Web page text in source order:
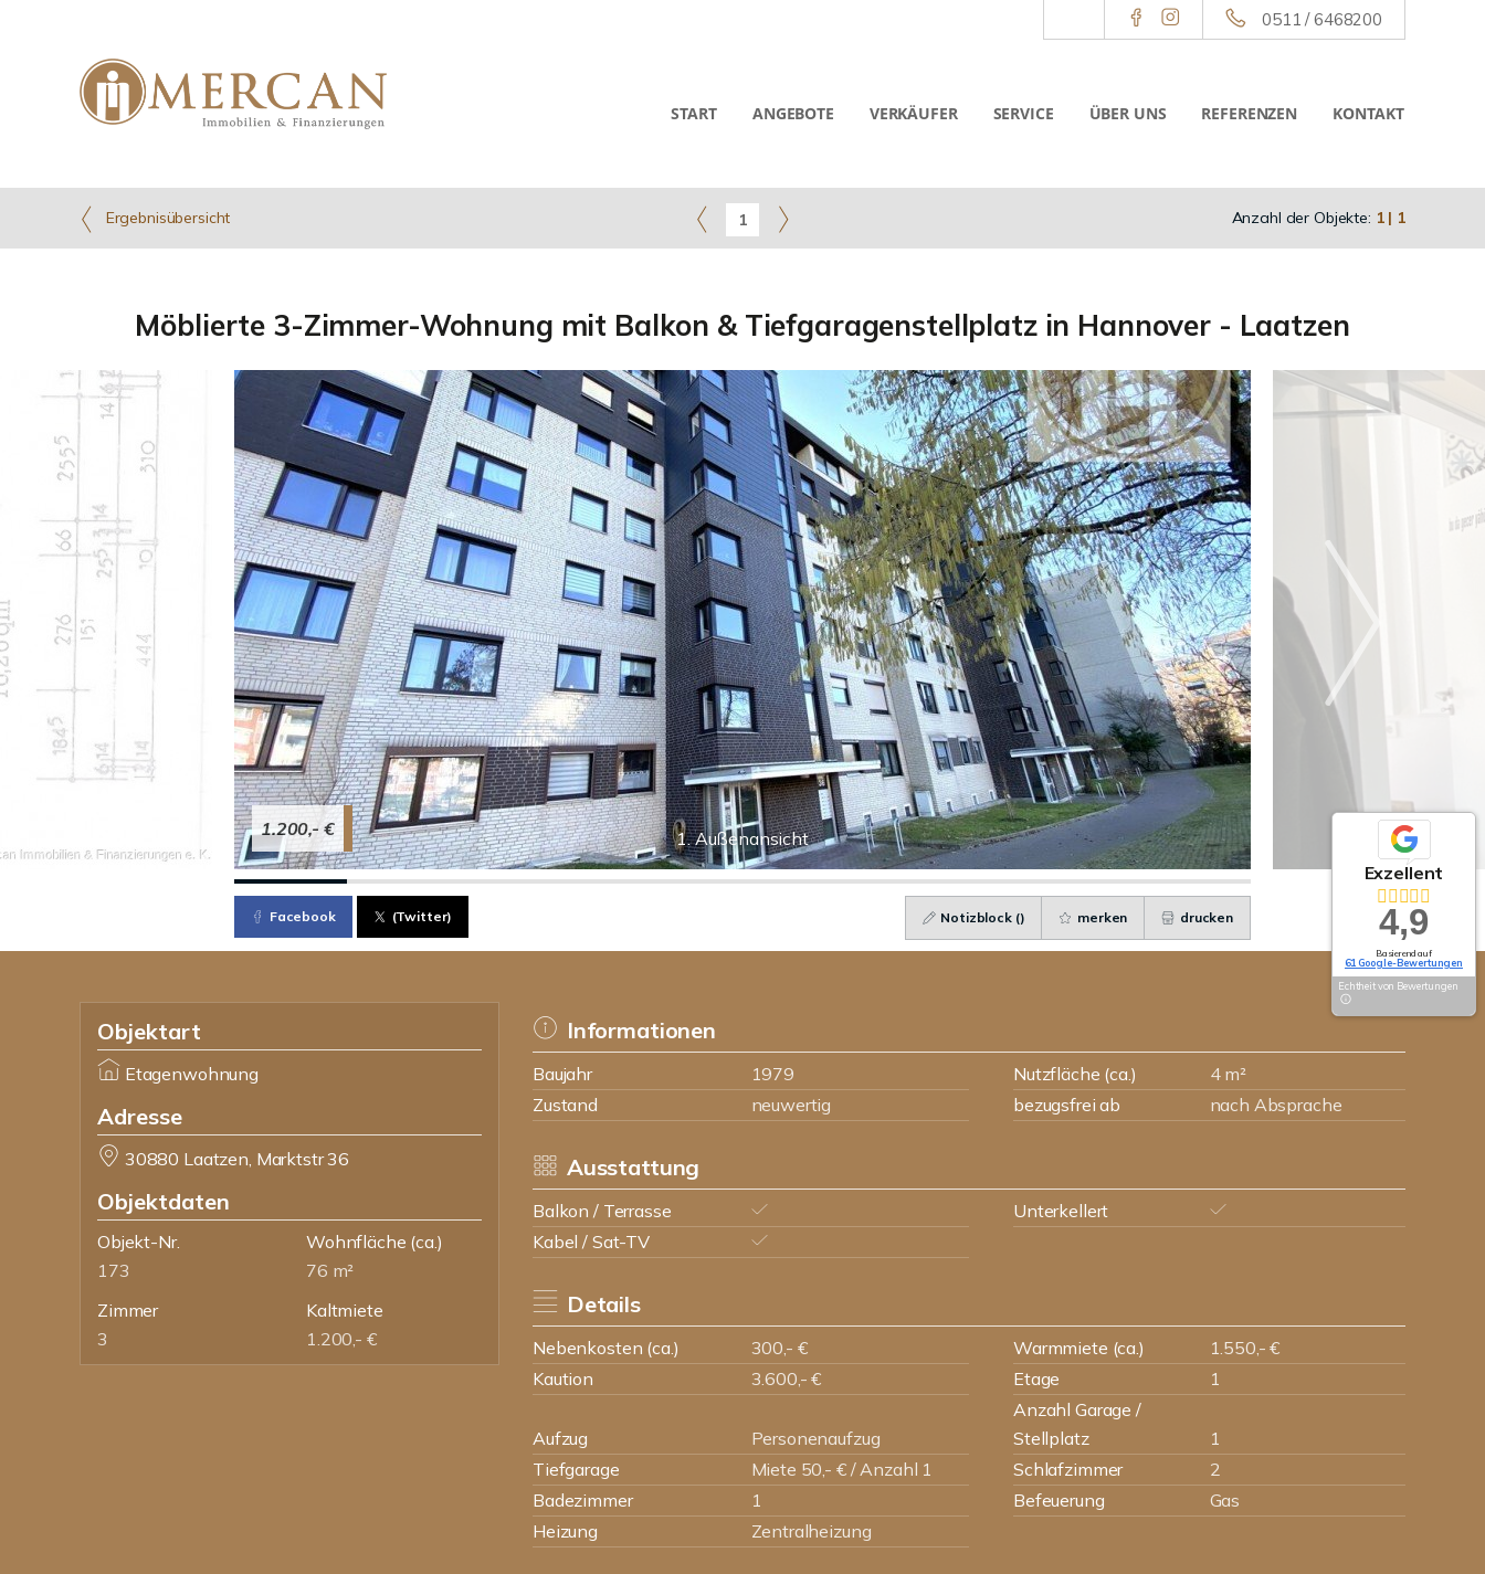
0511 / 6468200
START ANGEBOTE VERKÄUFER SERVICE ÜBER UNS REFERENZEN KONTAKT
Ergebnisübersicht 1 Anzahl der Objekte: 1 | 1
Möblierte 3-Zimmer-Wohnung mit Balkon & Tiefgaragenstellplatz in Hannover - Laatzen
1. Außenansicht
1.200,- €
Facebook (Twitter) Notizblock () merken drucken
Objektart
Etagenwohnung
Adresse
30880 Laatzen, Marktstr 36
Objektdaten
Objekt-Nr.
173
Wohnfläche (ca.)
76 m²
Zimmer
3
Kaltmiete
1.200,- €
Informationen
Baujahr 1979 Nutzfläche (ca.)
4 m²
Zustand
neuwertig bezugsfrei ab nach Absprache
Ausstattung
Balkon / Terrasse
Unterkellert
Kabel / Sat-TV
Details
Nebenkosten (ca.) 300,- € Warmmiete (ca.)
1.550,- €
Kaution
3.600,- € Etage 1
Aufzug Personenaufzug
Anzahl Garage /
Stellplatz
1
Tiefgarage
Miete 50,- € / Anzahl 1 Schlafzimmer
2
Badezimmer
1 Befeuerung
Gas
Heizung
Zentralheizung
Exzellent
4,9
Basierend auf
61 Google-Bewertungen
Echtheit von Bewertungen